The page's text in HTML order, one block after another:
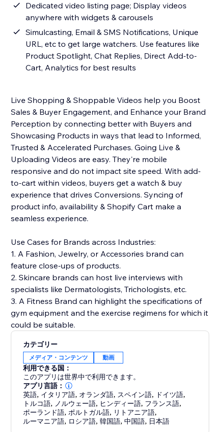
Dedicated video listing page; Display videos
anywhere with widgets & carousels
Simulcasting, Email & SMS Notifications, Unique
URL, etc to get large watchers. Use features like
Product Spotlight, Chat Replies, Direct Add-to-
Cart, Analytics for best results
Live Shopping & Shoppable Videos help you Boost
Sales & Buyer Engagement, and Enhance your Brand
Perception by connecting better with Buyers and
Showcasing Products in ways that lead to Informed,
Trusted & Accelerated Purchases. Going Live &
Uploading Videos are easy. They're mobile
responsive and do not impact site speed. With add-
to-cart within videos, buyers get a watch & buy
experience that drives Conversions. Syncing of
product info, availability & Shopify Cart make a
seamless experience.
Use Cases for Brands across Industries:
1. A Fashion, Jewelry, or Accessories brand can
feature close-ups of products.
2. Skincare brands can host live interviews with
specialists like Dermatologists, Trichologists, etc.
3. A Fitness Brand can highlight the specifications of
gym equipment and the exercise regimens for which it
could be suitable.
カテゴリー
メディア・コンテンツ 動画
利用できる国：
このアプリは世界中で利用できます。
アプリ言語：
英語, イタリア語, オランダ語, スペイン語, ドイツ語,
トルコ語, ノルウェー語, ヒンディー語, フランス語,
ポーランド語, ポルトガル語, リトアニア語,
ルーマニア語, ロシア語,韓国語,中国語, 日本語